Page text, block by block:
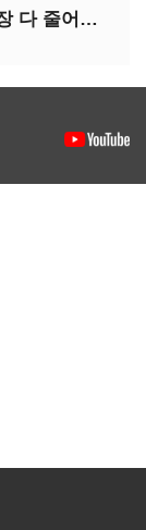
단독 가입 어려워진 실손, 보험료·보장 다 줄어든 5세대는?